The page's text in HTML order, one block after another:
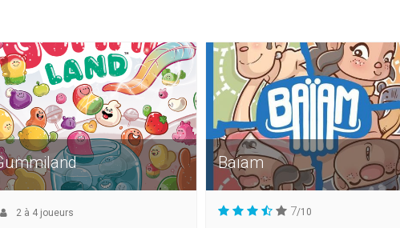
2 à 4joueurs
Baïam
7/10